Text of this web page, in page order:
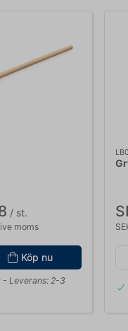
/ st.
moms
Köp nu
- Leverans: 2-3